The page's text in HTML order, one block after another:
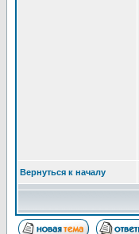
Вернуться к началу